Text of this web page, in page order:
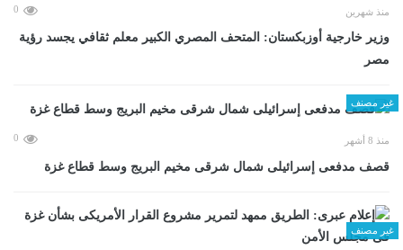
منذ شهرين 0
وزير خارجية أوزبكستان: المتحف المصري الكبير معلم ثقافي يجسد رؤية
مصر
غير مصنف
منذ 8 أشهر 0
قصف مدفعى إسرائيلى شمال شرقى مخيم البريج وسط قطاع غزة
غير مصنف